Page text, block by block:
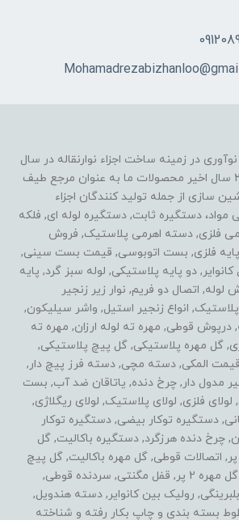
در زمینه ساخت اجزاء نوارنقاله در سال
1380 می باشد که در ۲۰ سال اخیر محصولات ما به عنوان مرجع طیف
سازی از جمله تولید کنندگان اجزاء
مواد، دستگیره ثابت, دستگیره لوله ای, فلکه
فلزی, دسته اهرمی پلاستیک, فروش
پایه فلزی, بست اتوبوسی, قیمت بست سینی,
دو پایه پلاستیکی, لوله سبز گرد, پایه
اتصال دو فریم, نوار زیر زنجیر
پلاستیک, انواع زنجیر استیل, واشر سیلیکون,
قوطی, مهره ته لوله ارزان, مهره ته
گل مهره پلاستیکی, گل پیچ پلاستیکی,
المکی, دسته مچی, دسته فرز پیچ دار,
مدول دار, چرخ دنده, یاتاقان ضد آب, بست
فلزی, لولای پلاستیک, لولای ریگلاژی,
دستگیره توکار بیضی, دستگیره توکار
چرخ دنده هرزگرد, دستگیره باکالیت, گل
مهره سه پر, گل پیچ 3 پر, اتصالات قوطی, گل مهره باکالیت, گل پیچ
باکالیت, گل پیچ دو پر, گل مهره 2 پر, قفل مگنتی, سردنده قوطی,
رولیک بین کانوایر, دسته هندویل,
بسته بندی و چاپ بکار رفته و شناخته